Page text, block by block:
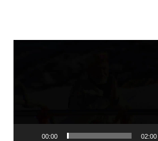
00:00 02:00